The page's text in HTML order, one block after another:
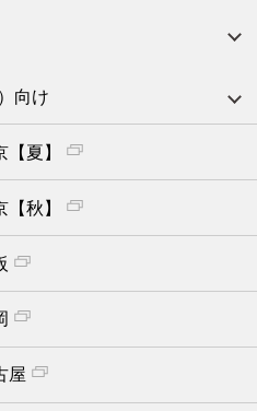
向け
夏】
秋】
屋